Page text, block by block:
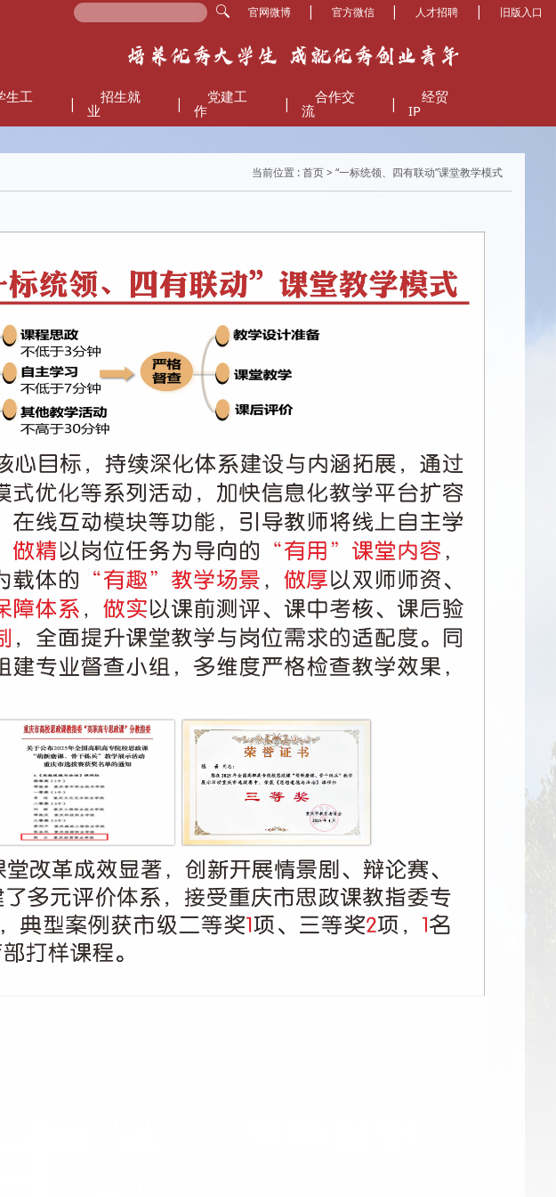
生工
|
招生就
业
|
党建工
作
|
合作交
流
|
经贸
IP
官网微博 | 官方微信 | 人才招聘 | 旧版入口
当前位置 :首页> “一标统领、四有联动”课堂教学模式